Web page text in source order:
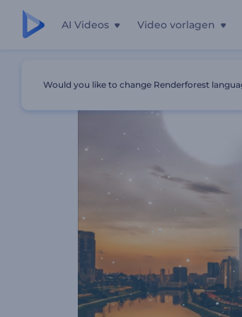
AI Videos Video vorlagen
Would you like to change Renderforest